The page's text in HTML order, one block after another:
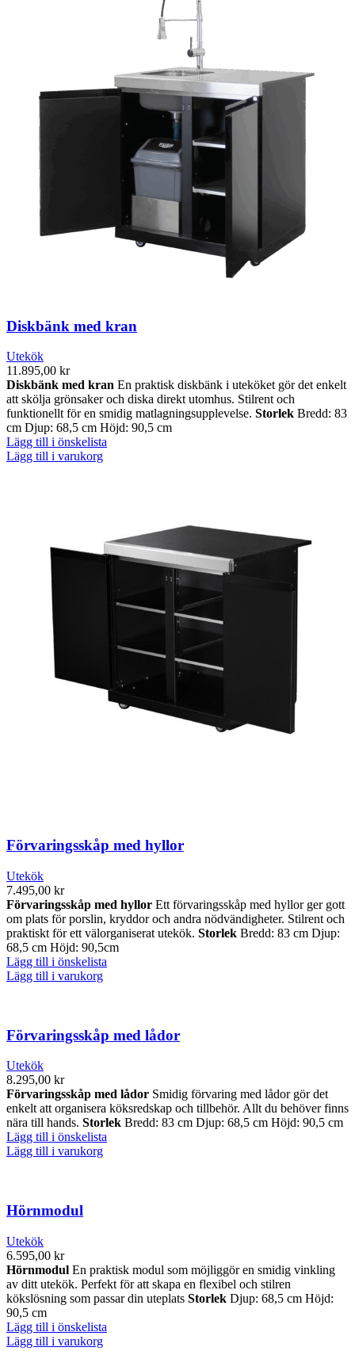
Diskbänk med kran
Utekök
11.895,00 kr
Diskbänk med kran En praktisk diskbänk i uteköket gör det enkelt
att skölja grönsaker och diska direkt utomhus. Stilrent och
funktionellt för en smidig matlagningsupplevelse. Storlek Bredd: 83
cm Djup: 68,5 cm Höjd: 90,5 cm
Lägg till i önskelista
Lägg till i varukorg
Förvaringsskåp med hyllor
Utekök
7.495,00 kr
Förvaringsskåp med hyllor Ett förvaringsskåp med hyllor ger gott
om plats för porslin, kryddor och andra nödvändigheter. Stilrent och
praktiskt för ett välorganiserat utekök. Storlek Bredd: 83 cm Djup:
68,5 cm Höjd: 90,5cm
Lägg till i önskelista
Lägg till i varukorg
Förvaringsskåp med lådor
Utekök
8.295,00 kr
Förvaringsskåp med lådor Smidig förvaring med lådor gör det
enkelt att organisera köksredskap och tillbehör. Allt du behöver finns
nära till hands. Storlek Bredd: 83 cm Djup: 68,5 cm Höjd: 90,5 cm
Lägg till i önskelista
Lägg till i varukorg
Hörnmodul
Utekök
6.595,00 kr
Hörnmodul En praktisk modul som möjliggör en smidig vinkling
av ditt utekök. Perfekt för att skapa en flexibel och stilren
kökslösning som passar din uteplats Storlek Djup: 68,5 cm Höjd:
90,5 cm
Lägg till i önskelista
Lägg till i varukorg